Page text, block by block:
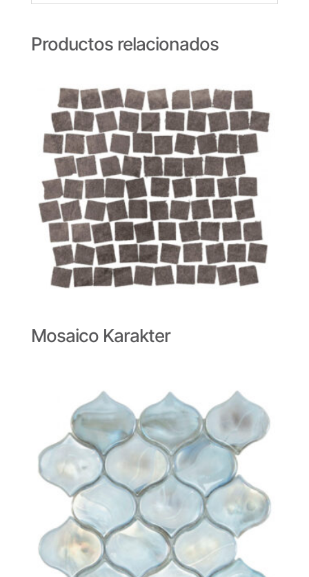
Productos relacionados
Mosaico Karakter